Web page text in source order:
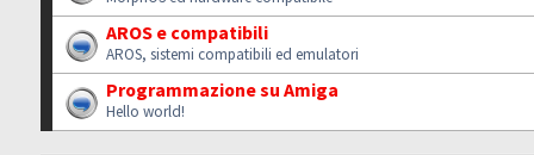
AROS e compatibili
AROS, sistemi compatibili ed emulatori
Programmazione su Amiga
Hello world!